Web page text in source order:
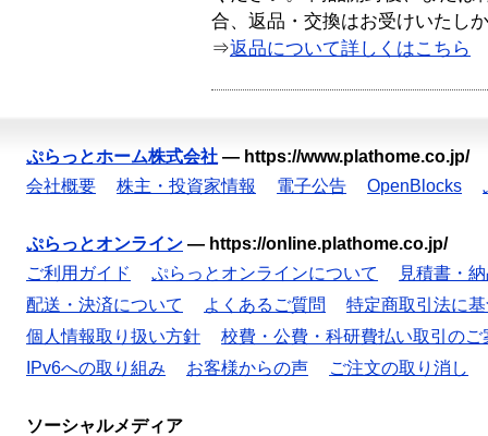
合、返品・交換はお受けいたし
⇒返品について詳しくはこちら
ぷらっとホーム株式会社 — https://www.plathome.co.jp/
会社概要
株主・投資家情報 電子公告 OpenBlocks
ぷらっとオンライン — https://online.plathome.co.jp/
ご利用ガイド
ぷらっとオンラインについて
見積書・
配送・決済について
よくあるご質問
特定商取引法に
個人情報取り扱い方針
校費・公費・科研費払い取引のご
IPv6への取り組み
お客様からの声 ご注文の取り消し
ソーシャルメディア